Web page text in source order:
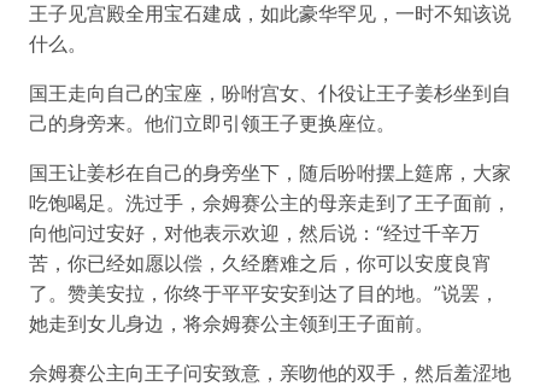
王子见宫殿全用宝石建成，如此豪华罕见，一时不知该说
什么。
国王走向自己的宝座，吩咐宫女、仆役让王子姜杉坐到自
己的身旁来。他们立即引领王子更换座位。
国王让姜杉在自己的身旁坐下，随后吩咐摆上筵席，大家
吃饱喝足。洗过手，佘姆赛公主的母亲走到了王子面前，
向他问过安好，对他表示欢迎，然后说：“经过千辛万
苦，你已经如愿以偿，久经磨难之后，你可以安度良宵
了。赞美安拉，你终于平平安安到达了目的地。”说罢，
她走到女儿身边，将佘姆赛公主领到王子面前。
佘姆赛公主向王子问安致意，亲吻他的双手，然后羞涩地